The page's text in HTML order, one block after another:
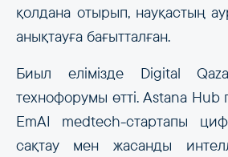
қолдана отырып, науқастың
анықтауға бағытталған.
Биыл елімізде Digital
технофорумы өтті. Astana Hub
EmAI medtech-стартапы
сақтау мен жасанды